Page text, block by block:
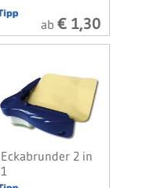
ab € 1,30
Eckabrunder 2 in
1